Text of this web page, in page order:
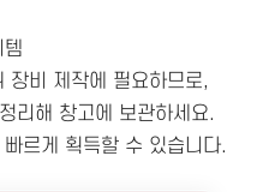
장비 제작에 필요하므로,
리해 창고에 보관하세요.
르게 획득할 수 있습니다.